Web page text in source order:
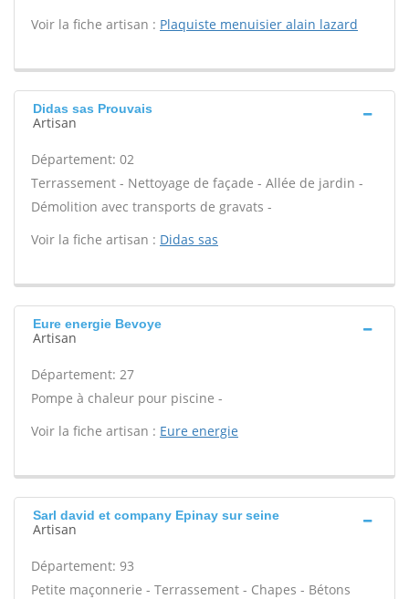
Voir la fiche artisan : Plaquiste menuisier alain lazard
Didas sas Prouvais
Artisan
Département: 02
Terrassement - Nettoyage de façade - Allée de jardin -
Démolition avec transports de gravats -
Voir la fiche artisan : Didas sas
Eure energie Bevoye
Artisan
Département: 27
Pompe à chaleur pour piscine -
Voir la fiche artisan : Eure energie
Sarl david et company Epinay sur seine
Artisan
Département: 93
Petite maçonnerie - Terrassement - Chapes - Bétons